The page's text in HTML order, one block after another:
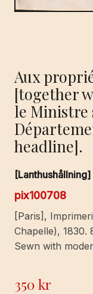
Aux
[together
le Ministre
headline].
[Lanthushållning]
pix100708
[Paris],
Chapelle), 1830.
Sewn with
350kr